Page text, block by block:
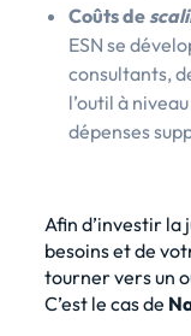
Coûts de
ESN se
consultants,
l’outil à
dépenses
Afin d’investir la
besoins et de
tourner vers un
C’est le cas de